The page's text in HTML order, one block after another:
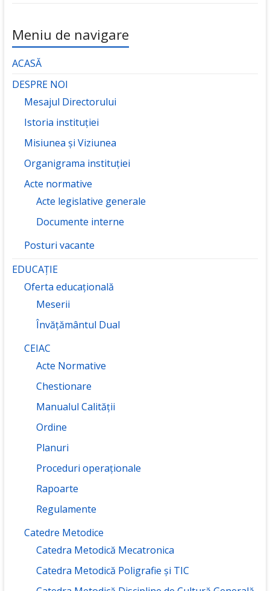
Meniu de navigare
ACASĂ
DESPRE NOI
Mesajul Directorului
Istoria instituției
Misiunea și Viziunea
Organigrama instituției
Acte normative
Acte legislative generale
Documente interne
Posturi vacante
EDUCAȚIE
Oferta educațională
Meserii
Învățământul Dual
CEIAC
Acte Normative
Chestionare
Manualul Calității
Ordine
Planuri
Proceduri operaționale
Rapoarte
Regulamente
Catedre Metodice
Catedra Metodică Mecatronica
Catedra Metodică Poligrafie și TIC